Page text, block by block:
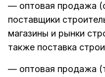
— оптовая продажа
поставщики
магазины и рынки
также поставка
— оптовая продажа